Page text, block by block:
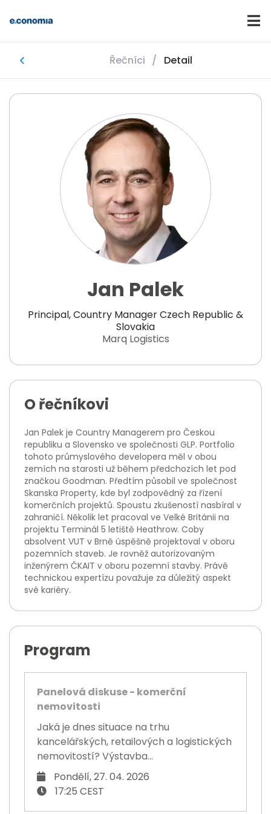
Řečníci / Detail
Jan Palek
Principal, Country Manager Czech Republic &
Slovakia
Marq Logistics
O řečníkovi
Jan Palek je Country Managerem pro Českou
republiku a Slovensko ve společnosti GLP. Portfolio
tohoto průmyslového developera měl v obou
zemích na starosti už během předchozích let pod
značkou Goodman. Předtím působil ve společnost
Skanska Property, kde byl zodpovědný za řízení
komerčních projektů. Spoustu zkušeností nasbíral v
zahraničí. Několik let pracoval ve Velké Británii na
projektu Terminál 5 letiště Heathrow. Coby
absolvent VUT v Brně úspěšně projektoval v oboru
pozemních staveb. Je rovněž autorizovaným
inženýrem ČKAIT v oboru pozemní stavby. Právě
technickou expertízu považuje za důležitý aspekt
své kariéry.
Program
Panelová diskuse - komerční
nemovitosti
Jaká je dnes situace na trhu
kancelářských, retailových a logistických
nemovitostí? Výstavba...
Pondělí, 27. 04. 2026
17:25 CEST